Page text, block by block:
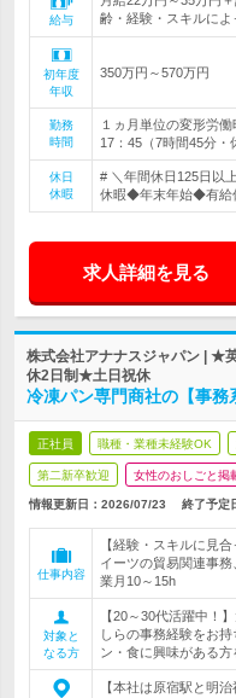
給与
齢・経験・スキルに
初年度
年収
350万円～570万円
勤務
時間
１ヵ月単位の変形労
17：45（7時間45分・
休日
休暇
# ＼年間休日125日以
休暇◆年末年始◆有給
求人詳細を見る
株式会社アナナスジャパン | ★
休2日制★土日祝休
冷凍パン専門商社の【事務
正社員 職種・業種未経験OK
第二新卒歓迎 女性のおしごと掲
情報更新日：2026/07/23 終了予定
仕事内容
【経験・スキルに見
イーツの貿易関連事
業月10～15h
対象と
なる方
【20～30代活躍中！
しらの事務経験をお
ン・食に興味がある方
【本社は原宿駅と明